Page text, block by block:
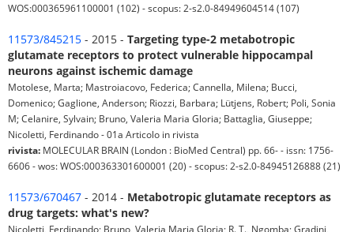
WOS:000365961100001 (102) - scopus: 2-s2.0-84949604514 (107)
11573/845215 - 2015 - Targeting type-2 metabotropic
glutamate receptors to protect vulnerable hippocampal
neurons against ischemic damage
Motolese, Marta; Mastroiacovo, Federica; Cannella, Milena; Bucci,
Domenico; Gaglione, Anderson; Riozzi, Barbara; Lütjens, Robert; Poli, Sonia
M; Celanire, Sylvain; Bruno, Valeria Maria Gloria; Battaglia, Giuseppe;
Nicoletti, Ferdinando - 01a Articolo in rivista
rivista: MOLECULAR BRAIN (London : BioMed Central) pp. 66- - issn: 1756-
6606 - wos: WOS:000363301600001 (20) - scopus: 2-s2.0-84945126888 (21)
11573/670467 - 2014 - Metabotropic glutamate receptors as
drug targets: what's new?
Nicoletti, Ferdinando; Bruno, Valeria Maria Gloria; R. T., Ngomba; Gradini,